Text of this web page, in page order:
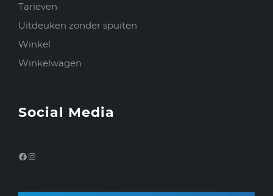
Tarieven
Uitdeuken zonder spuiten
Winkel
Winkelwagen
Social Media
Facebook